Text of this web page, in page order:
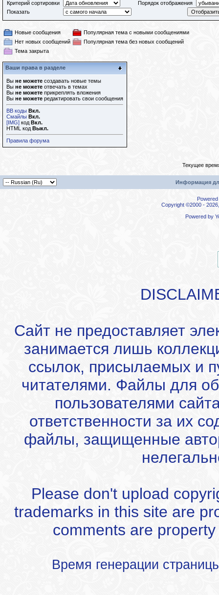
Критерий сортировки
Порядок отображения
Показать
Новые сообщения
Популярная тема с новыми сообщениями
Нет новых сообщений
Популярная тема без новых сообщений
Тема закрыта
Ваши права в разделе
Вы не можете создавать новые темы
Вы не можете отвечать в темах
Вы не можете прикреплять вложения
Вы не можете редактировать свои сообщения
BB коды Вкл.
Смайлы Вкл.
[IMG] код Вкл.
HTML код Выкл.
Правила форума
Текущее
Информация
Copyright ©2000 -
Powered by
Сайт не предоставляет
занимается лишь
ссылок, присылаемых и
читателями. Файлы для
пользователями
ответственности за их
файлы, защищенные
Please don't upload
trademarks in this site are
comments are
Время генерации